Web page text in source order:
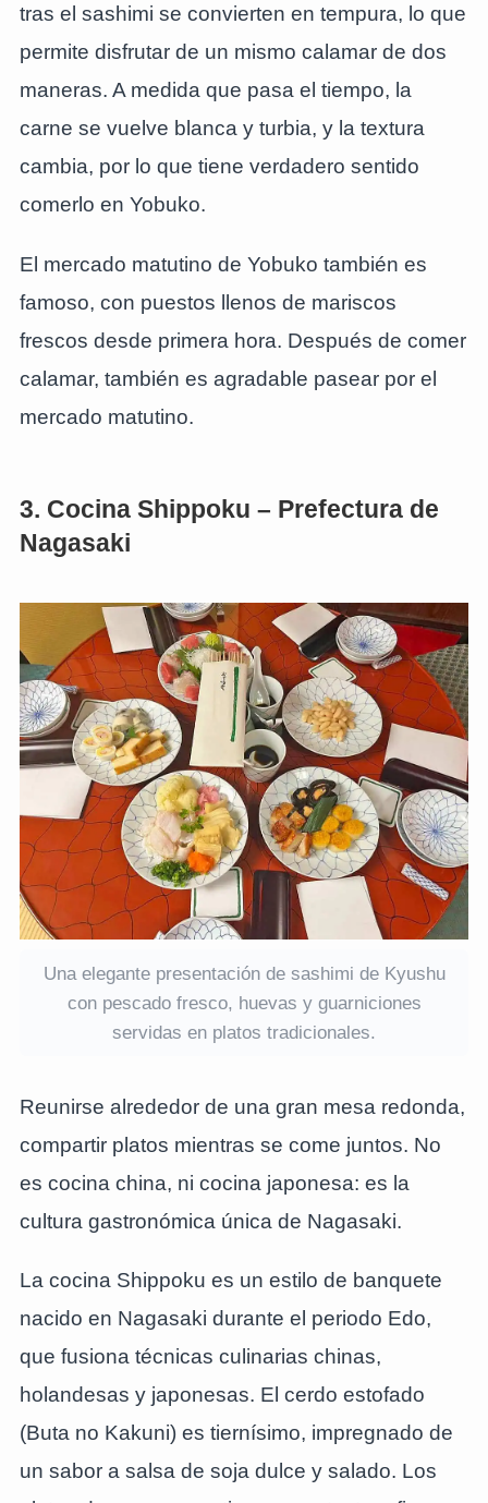
tras el sashimi se convierten en tempura, lo que
permite disfrutar de un mismo calamar de dos
maneras. A medida que pasa el tiempo, la
carne se vuelve blanca y turbia, y la textura
cambia, por lo que tiene verdadero sentido
comerlo en Yobuko.
El mercado matutino de Yobuko también es
famoso, con puestos llenos de mariscos
frescos desde primera hora. Después de comer
calamar, también es agradable pasear por el
mercado matutino.
3. Cocina Shippoku – Prefectura de
Nagasaki
Una elegante presentación de sashimi de Kyushu
con pescado fresco, huevas y guarniciones
servidas en platos tradicionales.
Reunirse alrededor de una gran mesa redonda,
compartir platos mientras se come juntos. No
es cocina china, ni cocina japonesa: es la
cultura gastronómica única de Nagasaki.
La cocina Shippoku es un estilo de banquete
nacido en Nagasaki durante el periodo Edo,
que fusiona técnicas culinarias chinas,
holandesas y japonesas. El cerdo estofado
(Buta no Kakuni) es tiernísimo, impregnado de
un sabor a salsa de soja dulce y salado. Los